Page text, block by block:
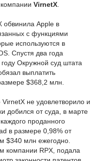
VirnetX
обвинила Apple в
с функциями
используются в
Спустя два года
Окружной суд штата
выплатить
$368,2 млн.
не удовлетворило и
добился от суда, в марте
проданного
в размере 0,98% от
$340 млн ежегодно.
компании RPX, подала